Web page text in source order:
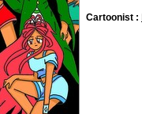
Cartoonist :